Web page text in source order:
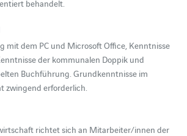
behandelt.
mit dem PC und Microsoft Office, Kenntnisse
der kommunalen Doppik und
Buchführung. Grundkenntnisse im
zwingend erforderlich.
richtet sich an Mitarbeiter/innen der